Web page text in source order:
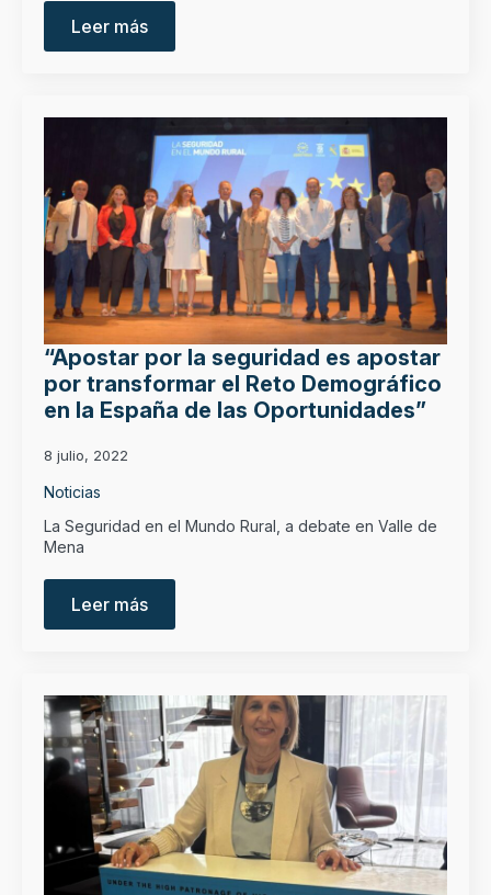
Leer más
“Apostar por la seguridad es apostar
por transformar el Reto Demográfico
en la España de las Oportunidades”
8 julio, 2022
Noticias
La Seguridad en el Mundo Rural, a debate en Valle de
Mena
Leer más